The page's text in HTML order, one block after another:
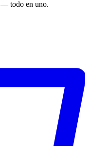
— todo en uno.